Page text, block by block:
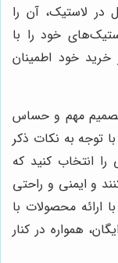
در لاستیک، آن را
خود را با
خرید خود اطمینان
تصمیم مهم و حساس
توجه به نکات ذکر
را انتخاب کنید که
و ایمنی و راحتی
ارائه محصولات با
همواره در کنار